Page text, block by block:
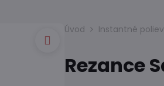
Úvod Instantné
Rezance